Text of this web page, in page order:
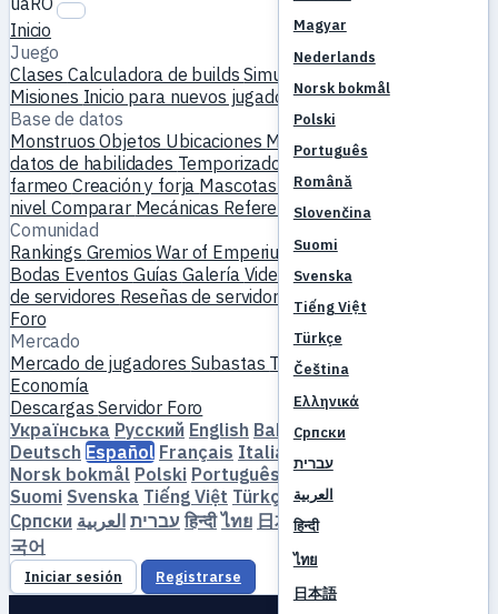
Magyar
Nederlands
Norsk bokmål
Polski
Português
Română
Slovenčina
Suomi
Svenska
Tiếng Việt
Türkçe
Čeština
Ελληνικά
Српски
עברית
العربية
हिन्दी
ไทย
日本語
Inicio
Juego
Clases Calculadora de buildsSimulador de habilidades
Misiones Inicio para nuevos jugadores
Base de datos
MonstruosObjetos Ubicaciones Mapa mundial
datos de habilidades Temporizadores de MVP
farmeo Creación y forja Mascotas Homúnculos
nivelComparar Mecánicas Referencias
Comunidad
Rankings GremiosWar of EmperiumPerfiles de jugadores
Bodas Eventos Guías Galería VideosBlogsClubes
de servidores Reseñas de servidores
Socios
Foro
Mercado
Mercado de jugadores Subastas Tendencias de precios
Economía
DescargasServidor Foro
Українська Русский English Bahasa Indonesia
Deutsch Español Français Italiano
Norsk bokmål Polski Português Română
Suomi Svenska Tiếng Việt Türkçe Čeština
Српски
עברית العربية हिन्दी ไทย 日本語 简体中文
국어
Iniciar sesión Registrarse